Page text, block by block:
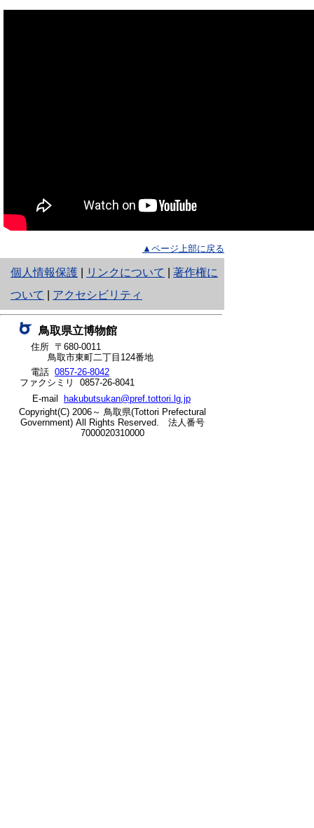
▲ページ上部に戻る
個人情報保護
と
り
ネ
ッ
ト
へ
の
リンクについて
著作権に
ついて
アクセシビリティ
鳥取県立博物館
住所 〒680-0011
鳥取市東町二丁目124番地
電話 0857-26-8042
ファクシミリ 0857-26-8041
E-mail
hakubutsukan@pref.tottori.lg.jp
Copyright(C) 2006～ 鳥取県(Tottori Prefectural
Government) All Rights Reserved. 法人番号
7000020310000